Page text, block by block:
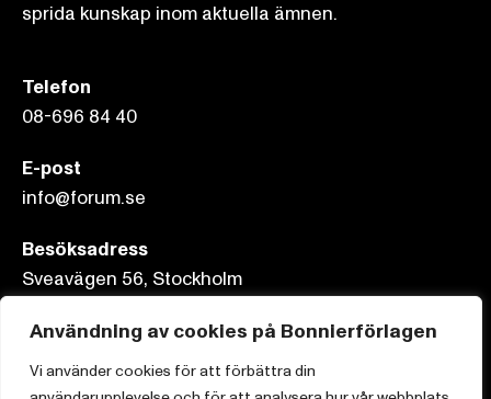
Användning av cookies på Bonnierförlagen
Vi använder cookies för att förbättra din
sprida kunskap inom aktuella ämnen.
Telefon
08-696 84 40
E-post
info@forum.se
Besöksadress
Sveavägen 56, Stockholm
Postadress
Box 3159, 103 63 Stockholm